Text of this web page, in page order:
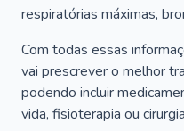
respiratórias máximas,
Com todas essas
vai prescrever o melhor
podendo incluir
vida, fisioterapia ou